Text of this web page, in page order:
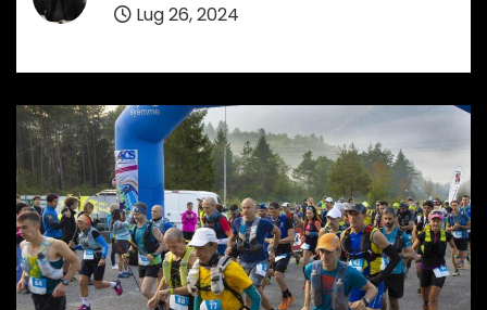
Lug 26, 2024